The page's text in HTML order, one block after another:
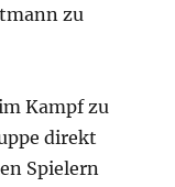
zu
Kampf zu
direkt
Spielern